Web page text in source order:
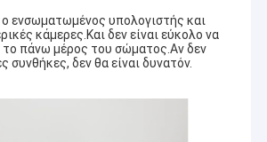
ενσωματωμένος υπολογιστής και
κάμερες.Και δεν είναι εύκολο να
το πάνω μέρος του σώματος.Αν δεν
συνθήκες, δεν θα είναι δυνατόν.